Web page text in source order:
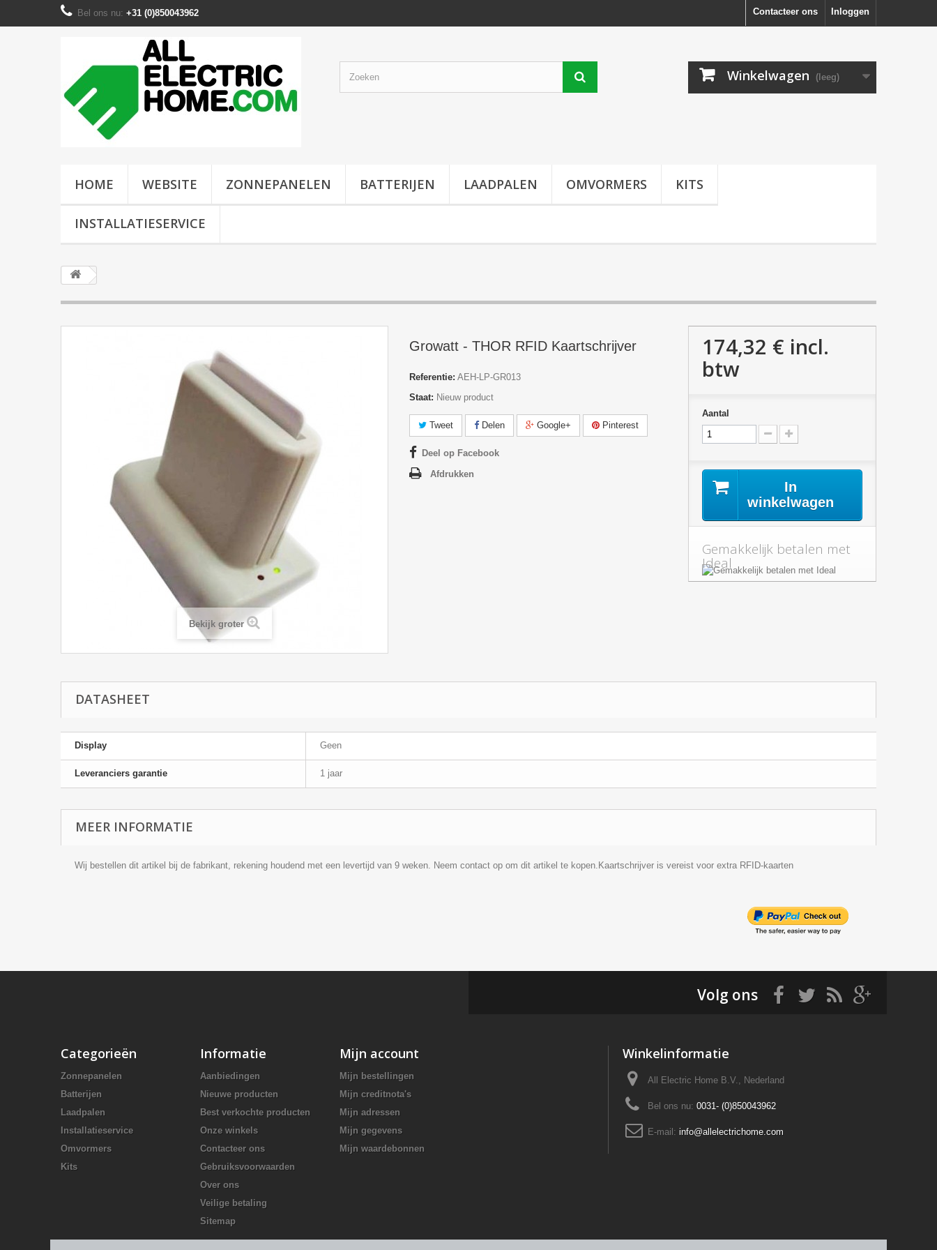
Inloggen
Contacteer ons
Bel ons nu: +31 (0)850043962
Winkelwagen (leeg)
HOME WEBSITE ZONNEPANELEN BATTERIJEN LAADPALEN OMVORMERS KITS
INSTALLATIESERVICE
Bekijk groter
Growatt - THOR RFID Kaartschrijver
Referentie: AEH-LP-GR013
Staat: Nieuw product
Tweet Delen Google+ Pinterest
Deel op Facebook
Afdrukken
174,32 € incl.
btw
Aantal
In
winkelwagen
Gemakkelijk betalen met
Ideal
DATASHEET
Display Geen
Leveranciers garantie 1 jaar
MEER INFORMATIE
Wij bestellen dit artikel bij de fabrikant, rekening houdend met een levertijd van 9 weken. Neem contact op om dit artikel te kopen.Kaartschrijver is vereist voor extra RFID-kaarten
Volg ons
Categorieën
Zonnepanelen
Batterijen
Laadpalen
Installatieservice
Omvormers
Kits
Informatie
Aanbiedingen
Nieuwe producten
Best verkochte producten
Onze winkels
Contacteer ons
Gebruiksvoorwaarden
Over ons
Veilige betaling
Sitemap
Mijn account
Mijn bestellingen
Mijn creditnota's
Mijn adressen
Mijn gegevens
Mijn waardebonnen
Winkelinformatie
All Electric Home B.V., Nederland
Bel ons nu: 0031- (0)850043962
E-mail: info@allelectrichome.com